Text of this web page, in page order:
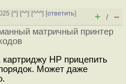
[^] [^^] [^^^] [ответить]
+ / –
матричный принтер
HP прицепить
Может даже